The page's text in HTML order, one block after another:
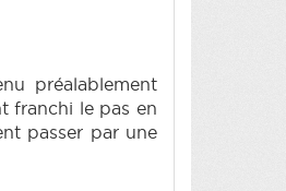
préalablement
franchi le pas en
passer par une